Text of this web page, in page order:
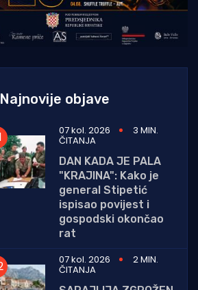
Najnovije objave
07 kol. 2026 3 MIN.
ČITANJA
DAN KADA JE PALA
"KRAJINA": Kako je
general Stipetić
ispisao povijest i
gospodski okončao
rat
07 kol. 2026
2 MIN.
ČITANJA